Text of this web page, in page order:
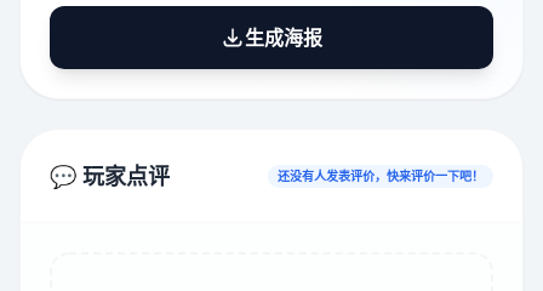
生成海报
💬 玩家点评 还没有人发表评价，快来评价一下吧！